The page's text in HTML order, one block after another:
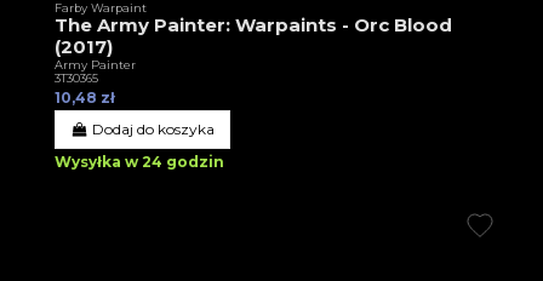
Farby Warpaint
The Army Painter: Warpaints - Orc Blood
(2017)
Army Painter
3T30365
10,48 zł
Dodaj do koszyka
Wysyłka w 24 godzin